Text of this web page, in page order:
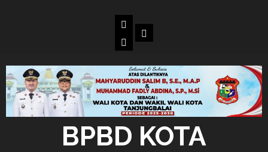
Beranda
BPBD
Tanjungbalai
Dokumen
BPBD KOTA